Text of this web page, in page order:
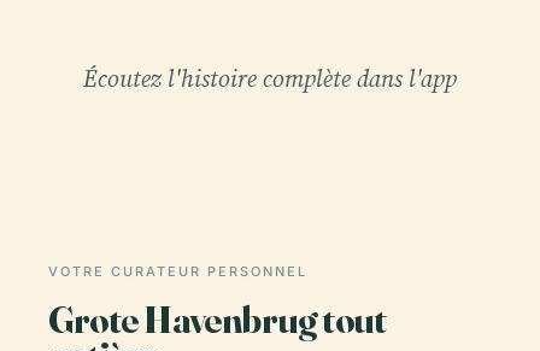
Écoutez l'histoire complète dans l'app
VOTRE CURATEUR PERSONNEL
Grote Havenbrug tout